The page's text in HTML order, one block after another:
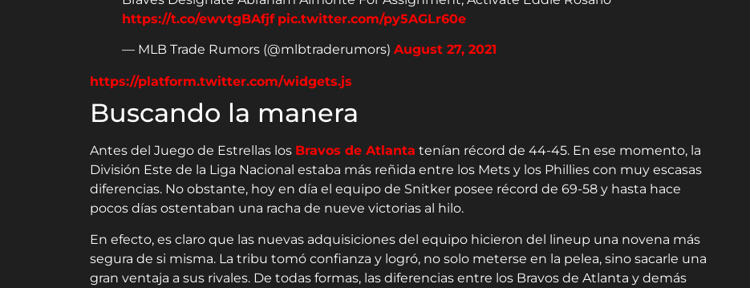
https://t.co/ewvtgBAfjf pic.twitter.com/py5AGLr60e
— MLB Trade Rumors (@mlbtraderumors) August 27, 2021
https://platform.twitter.com/widgets.js
Buscando la manera
Antes del Juego de Estrellas los Bravos de Atlanta tenían récord de 44-45. En ese momento, la
División Este de la Liga Nacional estaba más reñida entre los Mets y los Phillies con muy escasas
diferencias. No obstante, hoy en día el equipo de Snitker posee récord de 69-58 y hasta hace
pocos días ostentaban una racha de nueve victorias al hilo.
En efecto, es claro que las nuevas adquisiciones del equipo hicieron del lineup una novena más
segura de si misma. La tribu tomó confianza y logró, no solo meterse en la pelea, sino sacarle una
gran ventaja a sus rivales. De todas formas, las diferencias entre los Bravos de Atlanta y demás